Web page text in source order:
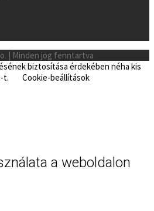
| Minden jog fenntartva
biztosítása érdekében néha kis
t.
Cookie-beállítások
a weboldalon